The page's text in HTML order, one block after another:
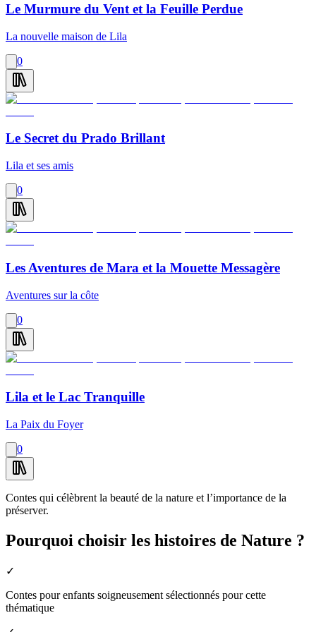
Le Murmure du Vent et la Feuille Perdue
La nouvelle maison de Lila
0
Le Secret du Prado Brillant
Lila et ses amis
0
Les Aventures de Mara et la Mouette Messagère
Aventures sur la côte
0
Lila et le Lac Tranquille
La Paix du Foyer
0
Contes qui célèbrent la beauté de la nature et l’importance de la
préserver.
Pourquoi choisir les histoires de Nature ?
✓
Contes pour enfants soigneusement sélectionnés pour cette
thématique